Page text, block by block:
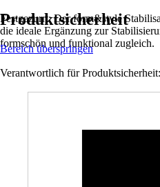
Festgezurrt: Der form&style
die ideale Ergänzung zur
formschön und funktional zugleich.
Produktsicherheit
Bereich überspringen
Verantwortlich für Produktsicherheit: